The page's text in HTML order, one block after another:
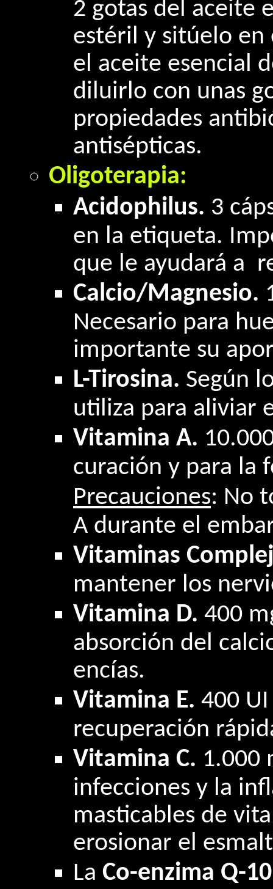
2 gotas del aceite
estéril y sitúelo en
el aceite esencial
diluirlo con unas
propiedades
antisépticas.
Oligoterapia:
Acidophilus. 3
en la etiqueta.
que le ayudará a
Calcio/Magnesio.
Necesario para
importante su
L-Tirosina. Según
utiliza para aliviar
Vitamina A.
curación y para la
Precauciones: No
A durante el
Vitaminas
mantener los
Vitamina D. 400
absorción del
encías.
Vitamina E. 400
recuperación
Vitamina C. 1.000
infecciones y la
masticables de
erosionar el
La Co-enzima Q-